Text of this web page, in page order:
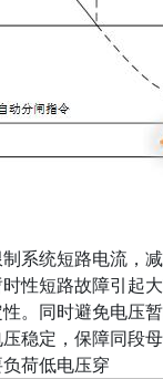
系统短路电流，
性短路故障引起
。同时避免电压
稳定，保障同段
荷低电压穿